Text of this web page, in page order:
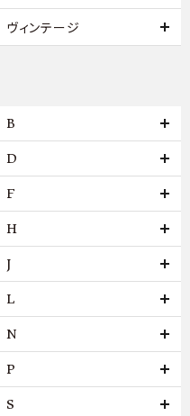
ヴィンテージ
B
D
F
H
J
L
N
P
S